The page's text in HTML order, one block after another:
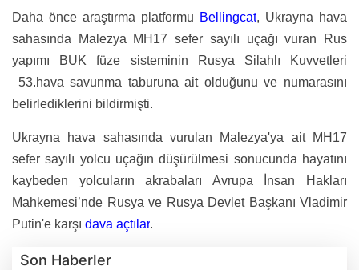
Daha önce araştırma platformu Bellingcat, Ukrayna hava
sahasında Malezya MH17 sefer sayılı uçağı vuran Rus
yapımı BUK füze sisteminin Rusya Silahlı Kuvvetleri
53.hava savunma taburuna ait olduğunu ve numarasını
belirlediklerini bildirmişti.
Ukrayna hava sahasında vurulan Malezya'ya ait MH17
sefer sayılı yolcu uçağın düşürülmesi sonucunda hayatını
kaybeden yolcuların akrabaları Avrupa İnsan Hakları
Mahkemesi’nde Rusya ve Rusya Devlet Başkanı Vladimir
Putin'e karşı dava açtılar.
Son Haberler